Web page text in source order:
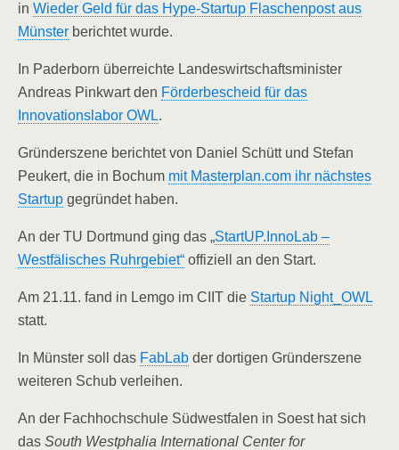
in Wieder Geld für das Hype-Startup Flaschenpost aus
Münster berichtet wurde.
In Paderborn überreichte Landeswirtschaftsminister
Andreas Pinkwart den Förderbescheid für das
Innovationslabor OWL.
Gründerszene berichtet von Daniel Schütt und Stefan
Peukert, die in Bochum mit Masterplan.com ihr nächstes
Startup gegründet haben.
An der TU Dortmund ging das „StartUP.InnoLab –
Westfälisches Ruhrgebiet“ offiziell an den Start.
Am 21.11. fand in Lemgo im CIIT die Startup Night_OWL
statt.
In Münster soll das FabLab der dortigen Gründerszene
weiteren Schub verleihen.
An der Fachhochschule Südwestfalen in Soest hat sich
das South Westphalia International Center for